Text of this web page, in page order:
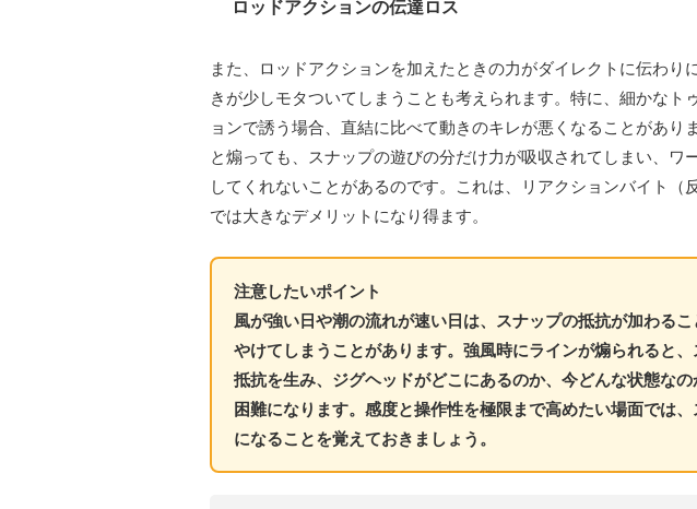
ロッドアクションの伝達ロス
また、ロッドアクションを加えたときの力がダイレクトに伝わり
きが少しモタついてしまうことも考えられます。特に、細かなト
ョンで誘う場合、直結に比べて動きのキレが悪くなることがあり
と煽っても、スナップの遊びの分だけ力が吸収されてしまい、ワ
してくれないことがあるのです。これは、リアクションバイト（
では大きなデメリットになり得ます。
注意したいポイント
風が強い日や潮の流れが速い日は、スナップの抵抗が加わる
やけてしまうことがあります。強風時にラインが煽られると
抵抗を生み、ジグヘッドがどこにあるのか、今どんな状態な
困難になります。感度と操作性を極限まで高めたい場面では
になることを覚えておきましょう。